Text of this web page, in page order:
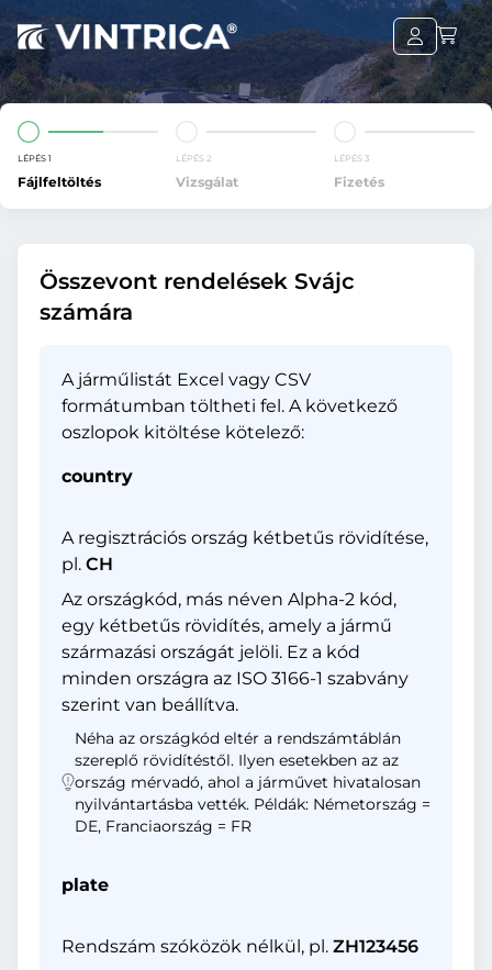
LÉPÉS 1
Fájlfeltöltés
LÉPÉS 2
Vizsgálat
LÉPÉS 3
Fizetés
Összevont rendelések Svájc
számára
A járműlistát Excel vagy CSV
formátumban töltheti fel. A következő
oszlopok kitöltése kötelező:
country
A regisztrációs ország kétbetűs rövidítése,
pl. CH
Az országkód, más néven Alpha-2 kód,
egy kétbetűs rövidítés, amely a jármű
származási országát jelöli. Ez a kód
minden országra az ISO 3166-1 szabvány
szerint van beállítva.
Néha az országkód eltér a rendszámtáblán
szereplő rövidítéstől. Ilyen esetekben az az
ország mérvadó, ahol a járművet hivatalosan
nyilvántartásba vették. Példák: Németország =
DE, Franciaország = FR
plate
Rendszám szóközök nélkül, pl. ZH123456